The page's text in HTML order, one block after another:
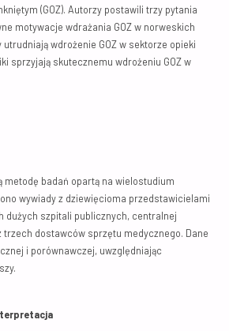
(GOZ). Autorzy postawili trzy pytania
motywacje wdrażania GOZ w norweskich
wdrożenie GOZ w sektorze opieki
sprzyjają skutecznemu wdrożeniu GOZ w
metodę badań opartą na wielostudium
wywiady z dziewięcioma przedstawicielami
dużych szpitali publicznych, centralnej
dostawców sprzętu medycznego. Dane
i porównawczej, uwzględniając